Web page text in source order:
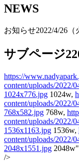
NEWS
お知らせ2022/4/26（
サブページ
https://
content/uploads/2022/
1024x776.jpg 1024w,
content/uploads/2022/
768x582.jpg 768w,
content/uploads/2022/
1536x1163.jpg 1536w,
content/uploads/2022/
2048x1551.jpg
/>